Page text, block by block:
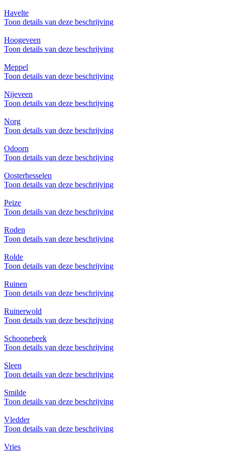
Havelte
Toon details van deze beschrijving
Hoogeveen
Toon details van deze beschrijving
Meppel
Toon details van deze beschrijving
Nijeveen
Toon details van deze beschrijving
Norg
Toon details van deze beschrijving
Odoorn
Toon details van deze beschrijving
Oosterhesselen
Toon details van deze beschrijving
Peize
Toon details van deze beschrijving
Roden
Toon details van deze beschrijving
Rolde
Toon details van deze beschrijving
Ruinen
Toon details van deze beschrijving
Ruinerwold
Toon details van deze beschrijving
Schoonebeek
Toon details van deze beschrijving
Sleen
Toon details van deze beschrijving
Smilde
Toon details van deze beschrijving
Vledder
Toon details van deze beschrijving
Vries